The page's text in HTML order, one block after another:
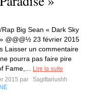
Big Sean « Dark Sky
@@@½ 23 février 2015
Laisser un commentaire
pourra pas faire pire
Fame,...
Lire la suite
2015 par
Sagittariushh